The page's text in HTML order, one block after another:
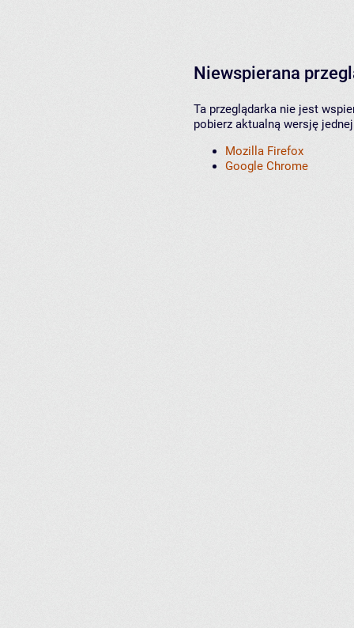
Niewspierana
Ta przeglądarka nie jest
pobierz aktualną wersję
Mozilla Firefox
Google Chrome